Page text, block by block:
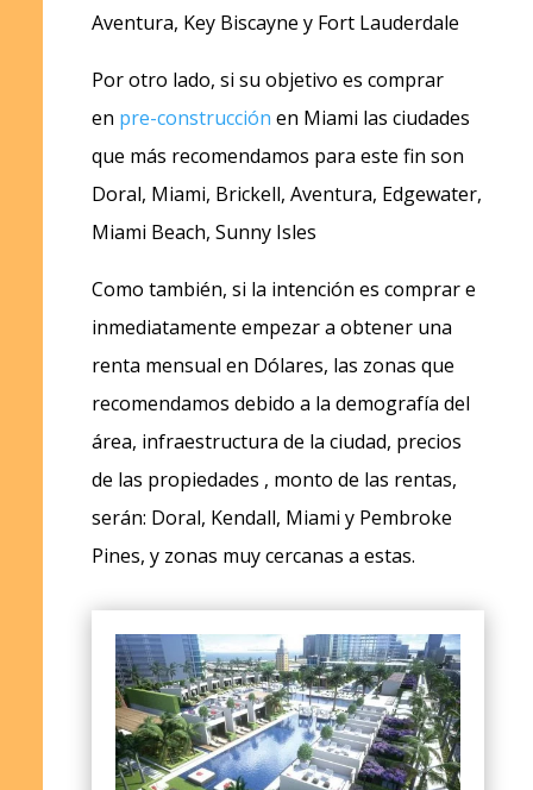
Aventura, Key Biscayne y Fort Lauderdale
Por otro lado, si su objetivo es comprar
en pre-construcción en Miami las ciudades
que más recomendamos para este fin son
Doral, Miami, Brickell, Aventura, Edgewater,
Miami Beach, Sunny Isles
Como también, si la intención es comprar e
inmediatamente empezar a obtener una
renta mensual en Dólares, las zonas que
recomendamos debido a la demografía del
área, infraestructura de la ciudad, precios
de las propiedades , monto de las rentas,
serán: Doral, Kendall, Miami y Pembroke
Pines, y zonas muy cercanas a estas.